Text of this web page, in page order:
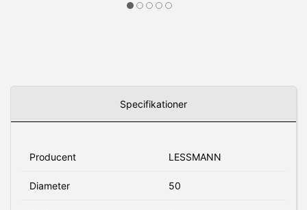
Specifikationer
Producent LESSMANN
Diameter 50